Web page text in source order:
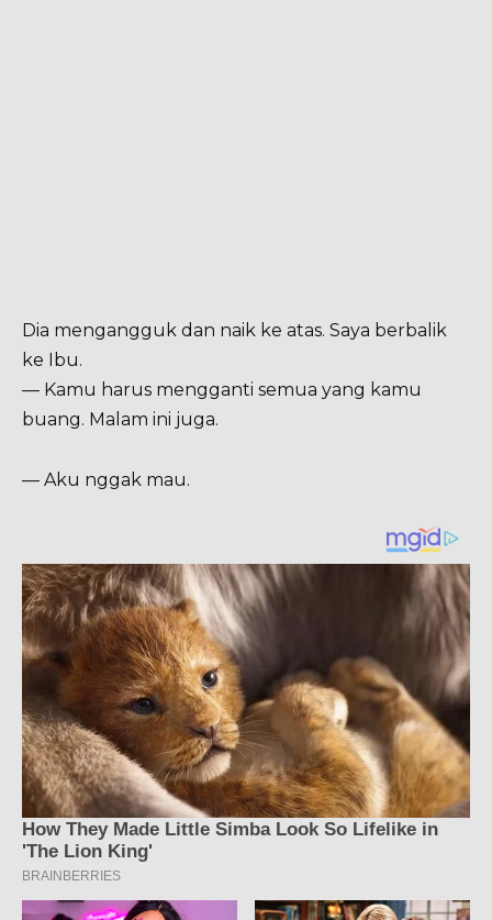
Dia mengangguk dan naik ke atas. Saya berbalik
ke Ibu.
— Kamu harus mengganti semua yang kamu
buang. Malam ini juga.
— Aku nggak mau.